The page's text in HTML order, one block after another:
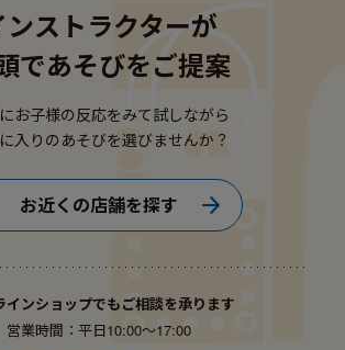
ンストラクターが
であそびをご提案
お子様の反応をみて試しながら
入りのあそびを選びませんか？
お近くの店舗を探す
インショップでもご相談を承ります
営業時間：平日10:00〜17:00